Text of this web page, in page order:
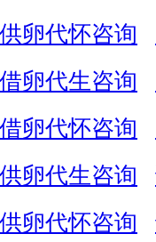
卵代怀咨询
卵代生咨询
卵代怀咨询
卵代生咨询
卵代怀咨询